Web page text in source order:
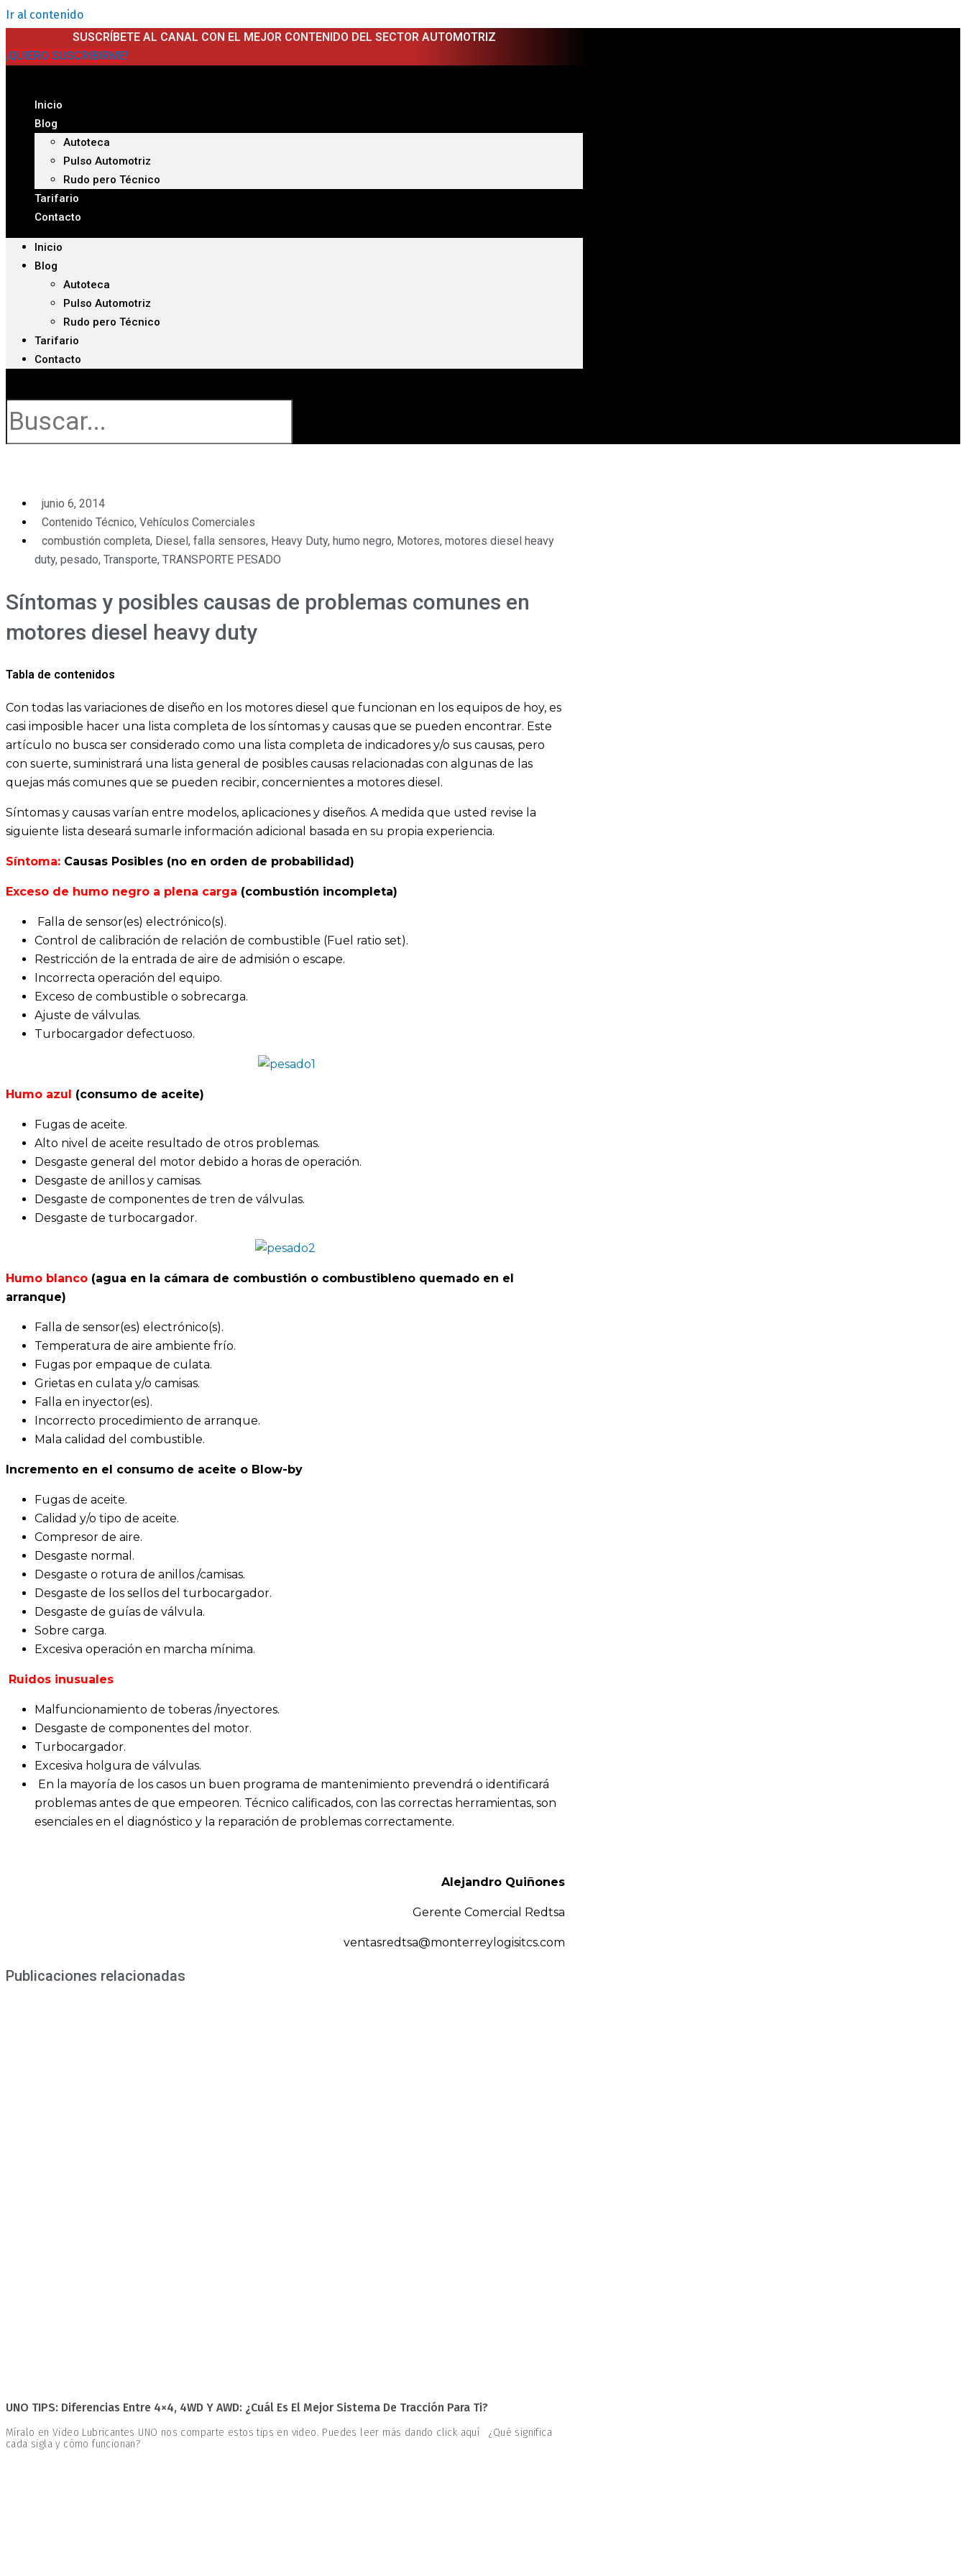
Ir al contenido
SUSCRÍBETE AL CANAL CON EL MEJOR CONTENIDO DEL SECTOR AUTOMOTRIZ
¡QUIERO SUSCRIBIRME!
Inicio
Blog
Autoteca
Pulso Automotriz
Rudo pero Técnico
Tarifario
Contacto
Inicio
Blog
Autoteca
Pulso Automotriz
Rudo pero Técnico
Tarifario
Contacto
junio 6, 2014
Contenido Técnico, Vehículos Comerciales
combustión completa, Diesel, falla sensores, Heavy Duty, humo negro, Motores, motores diesel heavy
duty, pesado, Transporte, TRANSPORTE PESADO
Síntomas y posibles causas de problemas comunes en
motores diesel heavy duty
Tabla de contenidos
Con todas las variaciones de diseño en los motores diesel que funcionan en los equipos de hoy, es
casi imposible hacer una lista completa de los síntomas y causas que se pueden encontrar. Este
artículo no busca ser considerado como una lista completa de indicadores y/o sus causas, pero
con suerte, suministrará una lista general de posibles causas relacionadas con algunas de las
quejas más comunes que se pueden recibir, concernientes a motores diesel.
Síntomas y causas varían entre modelos, aplicaciones y diseños. A medida que usted revise la
siguiente lista deseará sumarle información adicional basada en su propia experiencia.
Síntoma: Causas Posibles (no en orden de probabilidad)
Exceso de humo negro a plena carga (combustión incompleta)
Falla de sensor(es) electrónico(s).
Control de calibración de relación de combustible (Fuel ratio set).
Restricción de la entrada de aire de admisión o escape.
Incorrecta operación del equipo.
Exceso de combustible o sobrecarga.
Ajuste de válvulas.
Turbocargador defectuoso.
Humo azul (consumo de aceite)
Fugas de aceite.
Alto nivel de aceite resultado de otros problemas.
Desgaste general del motor debido a horas de operación.
Desgaste de anillos y camisas.
Desgaste de componentes de tren de válvulas.
Desgaste de turbocargador.
Humo blanco (agua en la cámara de combustión o combustibleno quemado en el
arranque)
Falla de sensor(es) electrónico(s).
Temperatura de aire ambiente frío.
Fugas por empaque de culata.
Grietas en culata y/o camisas.
Falla en inyector(es).
Incorrecto procedimiento de arranque.
Mala calidad del combustible.
Incremento en el consumo de aceite o Blow-by
Fugas de aceite.
Calidad y/o tipo de aceite.
Compresor de aire.
Desgaste normal.
Desgaste o rotura de anillos /camisas.
Desgaste de los sellos del turbocargador.
Desgaste de guías de válvula.
Sobre carga.
Excesiva operación en marcha mínima.
Ruidos inusuales
Malfuncionamiento de toberas /inyectores.
Desgaste de componentes del motor.
Turbocargador.
Excesiva holgura de válvulas.
En la mayoría de los casos un buen programa de mantenimiento prevendrá o identificará
problemas antes de que empeoren. Técnico calificados, con las correctas herramientas, son
esenciales en el diagnóstico y la reparación de problemas correctamente.
Alejandro Quiñones
Gerente Comercial Redtsa
ventasredtsa@monterreylogisitcs.com
Publicaciones relacionadas
UNO TIPS: Diferencias Entre 4×4, 4WD Y AWD: ¿Cuál Es El Mejor Sistema De Tracción Para Ti?
Míralo en Video Lubricantes UNO nos comparte estos tips en video. Puedes leer más dando click aquí ¿Qué significa
cada sigla y cómo funcionan?